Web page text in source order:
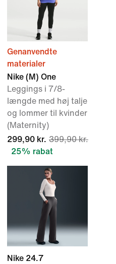
Genanvendte
materialer
Nike (M) One
Leggings i 7/8-
længde med høj talje
og lommer til kvinder
(Maternity)
299,90 kr. 399,90 kr.
25% rabat
Nike 24.7